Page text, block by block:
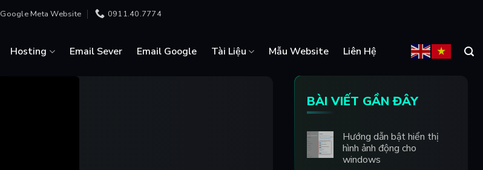
Google Meta Website 0911.40.7774
Hosting Email Sever Email Google Tài Liệu Mẫu Website Liên Hệ
BÀI VIẾT GẦN ĐÂY
Hướng dẫn bật hiển thị
hình ảnh động cho
windows